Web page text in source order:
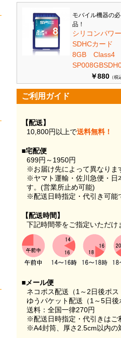
モバイル機器の
品！
シリコンパ
SDHCカード
8GB
￥880 （税
ご利用ガイド
【配送】
10,800円以上で送料無料！
■宅配便
699円～1950円
※お届け先によって異なりま
※ヤマト運輸・佐川急便・日
す。(営業所止め可能)
※配送日時指定・代引き可能
【配送時間】
下記時間帯をご指定いただけ
■メール便
ネコポス配送（1～2日後ポ
ゆうパケット配送（1～5日
送料：全国一律270円
※配送日時指定・代引きはご
※A4封筒、厚さ2.5cm以内の